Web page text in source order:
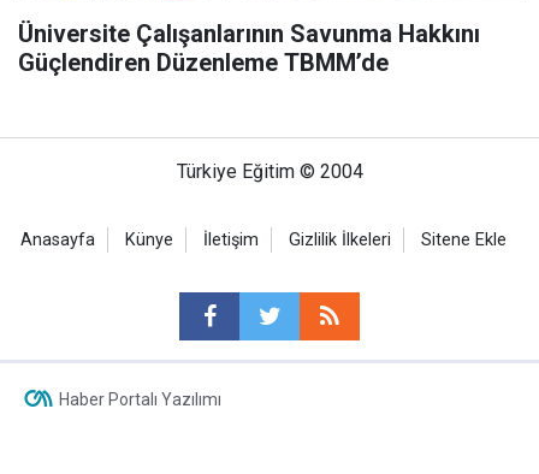
Üniversite Çalışanlarının Savunma Hakkını
Güçlendiren Düzenleme TBMM’de
Türkiye Eğitim © 2004
Anasayfa Künye İletişim Gizlilik İlkeleri Sitene Ekle
Haber Portalı Yazılımı